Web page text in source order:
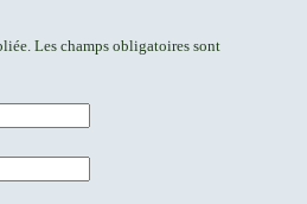
Les champs obligatoires sont